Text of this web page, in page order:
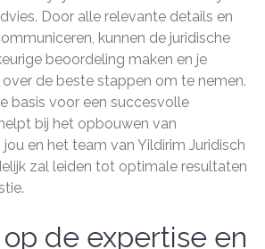
Door alle relevante details en
kunnen de juridische
beoordeling maken en je
de beste stappen om te nemen.
basis voor een succesvolle
bij het opbouwen van
en het team van Yildirim Juridisch
zal leiden tot optimale resultaten
de expertise en